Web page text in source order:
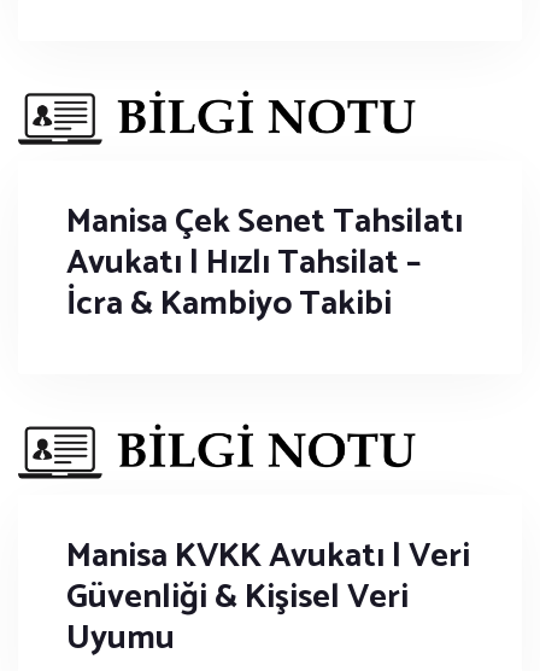
Manisa Çek Senet Tahsilatı
Avukatı | Hızlı Tahsilat –
İcra & Kambiyo Takibi
Manisa KVKK Avukatı | Veri
Güvenliği & Kişisel Veri
Uyumu